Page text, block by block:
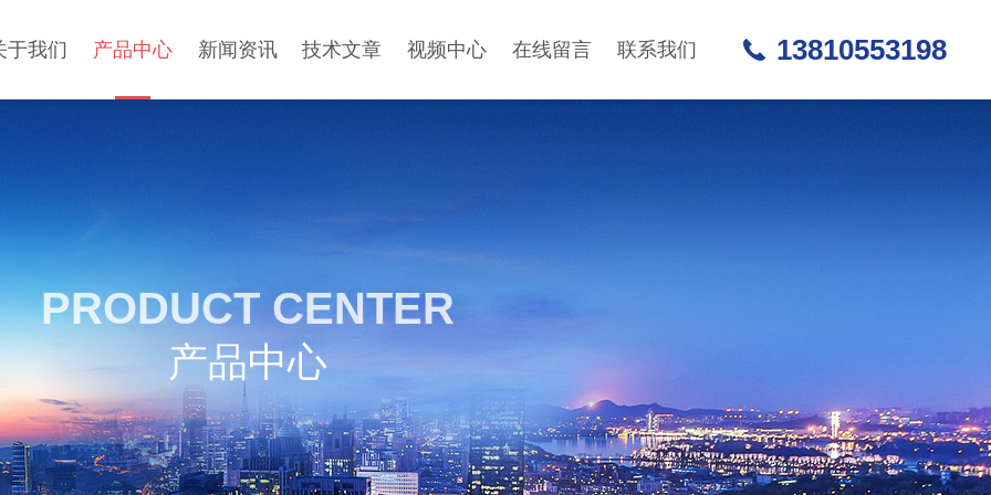
于我们 产品中心 新闻资讯 技术文章 视频中心 在线留言 联系我们 13810553198
PRODUCT CENTER
产品中心